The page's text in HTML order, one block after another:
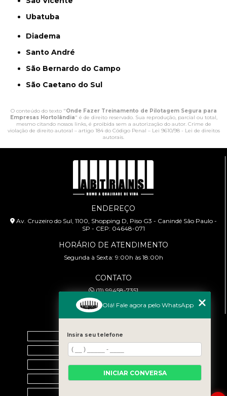
Ubatuba
Diadema
Santo André
São Bernardo do Campo
São Caetano do Sul
O conteúdo do texto "Onde Fazer Treinamento de Pilotagem Segura para
Empresas Hortolândia" é de direito reservado. Sua reprodução, parcial ou total,
mesmo citando nossos links, é proibida sem a autorização do autor. Crime de
violação de direito autoral – artigo 184 do Código Penal – Lei 9610/98 - Lei de direitos
autorais.
ENDEREÇO
Av. Cruzeiro do Sul, 1100, Shopping D, Piso G3 - Canindé São Paulo -
SP - CEP: 04648-071
HORÁRIO DE ATENDIMENTO
Segunda à Sexta: 9:00h às 18:00h
CONTATO
(11) 99458-7351
cursoabtrans@gmail.com
Home
Empresa
Galeria
Contato
Olá! Fale agora pelo WhatsApp
Insira seu telefone
INICIAR CONVERSA